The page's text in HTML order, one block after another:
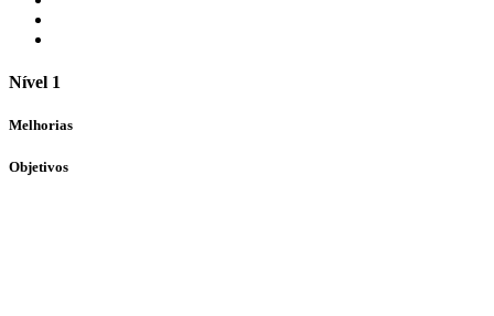
Nível 1
Melhorias
Objetivos